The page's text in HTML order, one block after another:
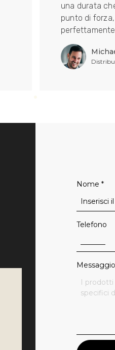
una durata
punto di
Nome *
Telefono